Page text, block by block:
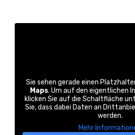
Sie sehen gerade einen
Maps. Um auf den eigentlichen
klicken Sie auf die Schaltfläche
Sie, dass dabei Daten an
werden.
Mehr